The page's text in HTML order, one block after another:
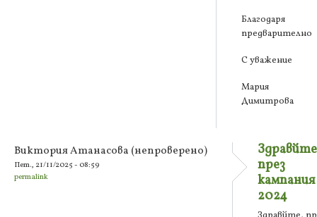
Благодаря
предварително
С уважение
Мария
Димитрова
Виктория Атанасова (непроверено)
Пет., 21/11/2025 - 08:59
permalink
през
кампания
2024